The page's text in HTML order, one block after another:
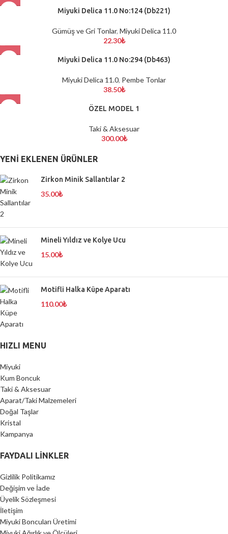
Miyuki Delica 11.0 No:124 (Db221)
Gümüş ve Gri Tonlar, Miyuki Delica 11.0
22.30₺
Miyuki Delica 11.0 No:294 (Db463)
Miyuki Delica 11.0, Pembe Tonlar
38.50₺
ÖZEL MODEL 1
Taki & Aksesuar
300.00₺
YENI EKLENEN ÜRÜNLER
Zirkon Minik Sallantılar 2
35.00₺
Mineli Yıldız ve Kolye Ucu
15.00₺
Motifli Halka Küpe Aparatı
110.00₺
HIZLI MENU
Miyuki
Kum Boncuk
Taki & Aksesuar
Aparat/Taki Malzemeleri
Doğal Taşlar
Kristal
Kampanya
FAYDALI LİNKLER
Gizlilik Politikamız
Değişim ve İade
Üyelik Sözleşmesi
İletişim
Miyuki Boncuları Üretimi